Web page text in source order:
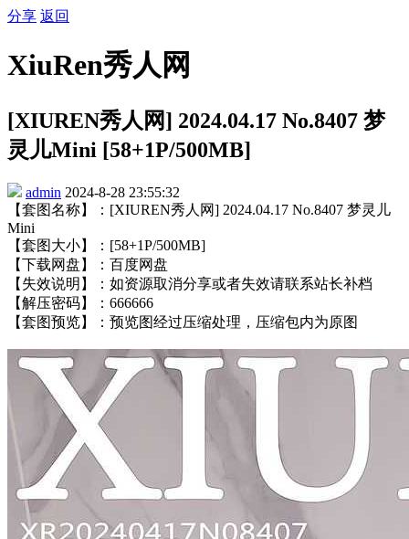
分享 返回
XiuRen秀人网
[XIUREN秀人网] 2024.04.17 No.8407 梦
灵儿Mini [58+1P/500MB]
admin 2024-8-28 23:55:32
【套图名称】：[XIUREN秀人网] 2024.04.17 No.8407 梦灵儿
Mini
【套图大小】：[58+1P/500MB]
【下载网盘】：百度网盘
【失效说明】：如资源取消分享或者失效请联系站长补档
【解压密码】：666666
【套图预览】：预览图经过压缩处理，压缩包内为原图